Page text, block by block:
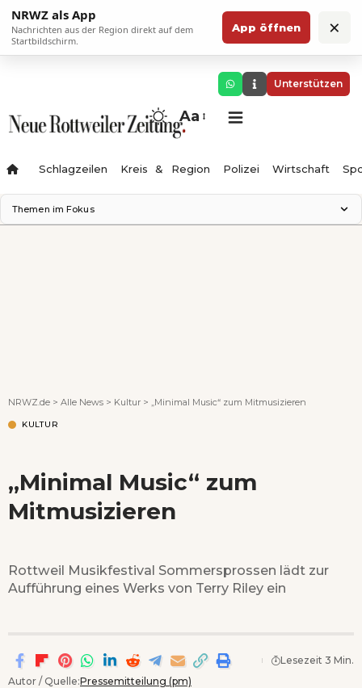
NRWZ als App
Nachrichten aus der Region direkt auf dem
Startbildschirm.
App öffnen ×
Unterstützen
Aa
Schlagzeilen Kreis & Region Polizei Wirtschaft
Themen im Fokus
NRWZ.de > Alle News > Kultur > „Minimal Music“ zum Mitmusizieren
KULTUR
„Minimal Music“ zum
Mitmusizieren
Rottweil Musikfestival Sommersprossen lädt zur
Aufführung eines Werks von Terry Riley ein
Autor / Quelle:Pressemitteilung (pm)
Lesezeit 3 Min.